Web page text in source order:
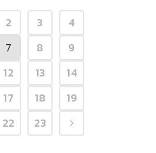
2 3
4
7 8
9
12 13
14
17 18
19
22 23